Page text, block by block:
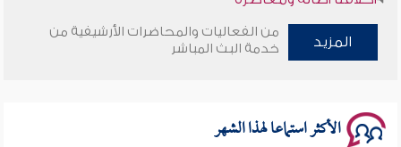
وأمنهم من خوف 9
المزيد
من الفعاليات والمحاضرات الأرشيفية من
خدمة البث المباشر
الأكثر استماعا لهذا الشهر